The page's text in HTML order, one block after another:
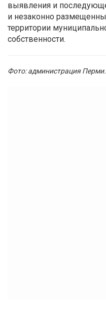
выявления и
и незаконно
территории
собственности.
Фото: администрация Перми.